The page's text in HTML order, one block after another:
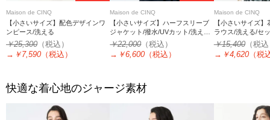
Maison de CINQ
【小さいサイズ】配色デザインワ
ンピース/洗える
￥25,300 （税込）
→ ￥7,590 （税込）
Maison de CINQ
【小さいサイズ】ハーフスリーブ
ジャケット/撥水/UVカット/洗える/
セットアップ対応
￥22,000（税込）
→ ￥6,600 （税込）
Maison de CINQ
【小さいサイズ
ラウス/洗える/セ
￥15,400（税
→ ￥4,620（税
快適な着心地のジャージ素材